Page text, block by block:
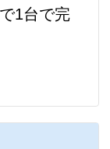
1台で完